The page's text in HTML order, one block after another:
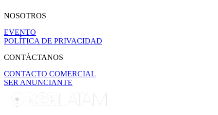
NOSOTROS
EVENTO
POLÍTICA DE PRIVACIDAD
CONTÁCTANOS
CONTACTO COMERCIAL
SER ANUNCIANTE